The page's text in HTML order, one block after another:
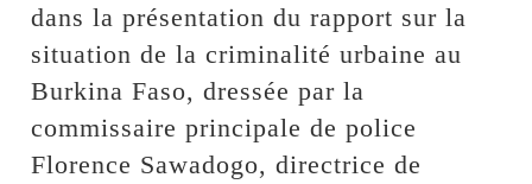
dans la présentation du rapport sur la
situation de la criminalité urbaine au
Burkina Faso, dressée par la
commissaire principale de police
Florence Sawadogo, directrice de